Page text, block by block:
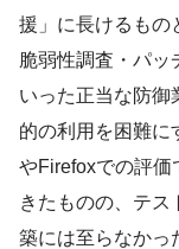
援」に長けるもの
脆弱性調査・パッ
いった正当な防御
的の利用を困難に
やFirefoxでの評価
きたものの、テス
築には至らなかっ